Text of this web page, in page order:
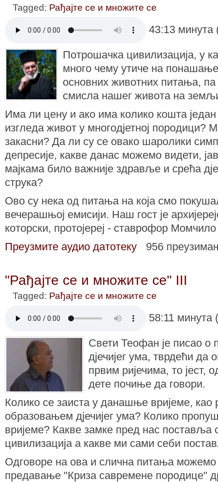
Tagged: Рађајте се и множите се
43:13
Потрошачка цивилизација, у
много чему утиче на
основних животних питања,
смисла нашег живота на
Има ли цену и ако има колико кошта један
изгледа живот у многодјетној
закасни? Да ли су се овако шаролики
депресије, какве данас можемо видети,
мајкама било важније здравље и срећа
струка?
Ово су нека од питања на која смо
вечерашњој емисији. Наш гост је
которски, протојереј - ставрофор
Преузмите аудио датотеку
956
"Рађајте се и множите се" III
Tagged: Рађајте се и множите се
58:11
Свети Теофан је писао о
дјечијег ума, тврдећи да
првим ријечима, то јест,
дете почиње да говори.
Колико се заиста у данашње вријеме,
образовањем дјечијег ума? Колико
вријеме? Какве замке пред нас поставља
цивилизација а какве ми сами себи
Одговоре на ова и слична питања можемо
предавање "Криза савремене породице"